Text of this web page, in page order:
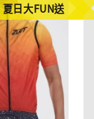
夏日大FUN送